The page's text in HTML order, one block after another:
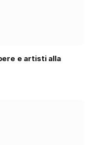
e artisti alla